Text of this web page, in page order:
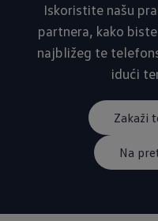
Iskoristite našu
partnera, kako
najbližeg te
idući
Zakaži
Na